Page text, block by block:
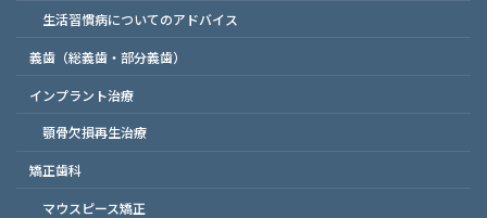
生活習慣病についてのアドバイス
義歯（総義歯・部分義歯）
インプラント治療
顎骨欠損再生治療
矯正歯科
マウスピース矯正